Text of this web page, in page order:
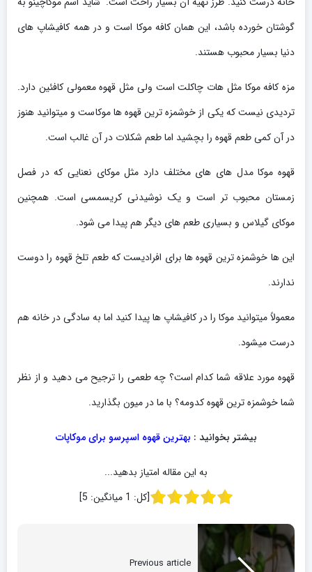
گوشتان خورده باشد، این همان کافه موکا است و در همه کافیشاپ های
دنیا بسیار محبوب هستند.
مزه کافه موکا مثل هات چاکلت است ولی مثل قهوه معمولی کافئین دارد.
تردیدی نیست که یکی از خوشمزه ترین قهوه ها موکاست و میتوانید هنوز
در آن کمی طعم قهوه را بچشید اما طعم شکلات در آن غالب است.
قهوه موکا مدل های های مختلف دارد مثل موکای نعنایی که در فصل
زمستان محبوب تر است و یک نوشیدنی کریسمسی است. همچنین
موکای گیلاس و بسیاری طعم های دیگر هم پیدا می شود.
این ها خوشمزه ترین قهوه ها برای افرادیست که طعم تلخ قهوه را دوست
ندارند.
معمولاً میتوانید موکا را در کافیشاپ ها پیدا کنید اما به سادگی در خانه هم
درست میشود.
قهوه مورد علاقه شما کدام است؟ چه طعمی را ترجیح می دهید و از نظر
شما خوشمزه ترین قهوه کدومه؟ با ما در میون بگذارید.
بیشتر بخوانید : بهترین قهوه اسپرسو برای موکاپات
به این مقاله امتیاز بدهید...
[کل: 1 میانگین: 5
]
Previous article